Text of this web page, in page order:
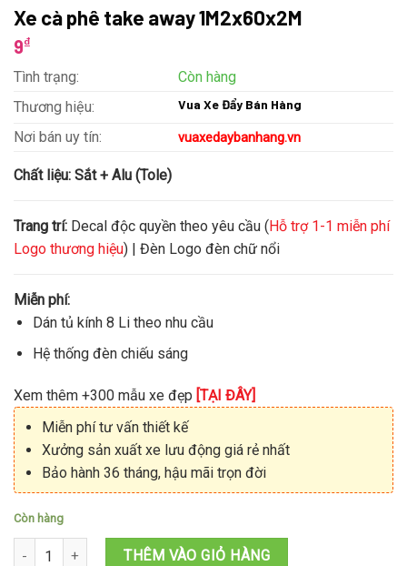
Xe cà phê take away 1M2x60x2M
9₫
Tình trạng:
Còn hàng
Thương hiệu:
Vua Xe Đẩy Bán Hàng
Nơi bán uy tín: vuaxedaybanhang.vn
Chất liệu: Sắt + Alu (Tole)
Trang trí: Decal độc quyền theo yêu cầu (Hỗ trợ 1-1 miễn phí
Logo thương hiệu) | Đèn Logo đèn chữ nổi
Miễn phí:
Dán tủ kính 8 Li theo nhu cầu
Hệ thống đèn chiếu sáng
Xem thêm +300 mẫu xe đẹp [TẠI ĐÂY]
Miễn phí tư vấn thiết kế
Xưởng sản xuất xe lưu động giá rẻ nhất
Bảo hành 36 tháng, hậu mãi trọn đời
Còn hàng
Xe cà phê take away 1M2x60x2M số lượng
THÊM VÀO GIỎ HÀNG